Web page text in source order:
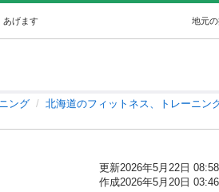
あげます 地元
ング 北海道のフィットネス、トレーニン
更新2026年5月22日 08:58
作成2026年5月20日 03:46